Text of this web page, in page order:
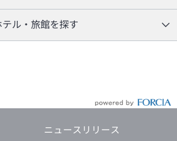
ル・旅館を探す
ニュースリリース